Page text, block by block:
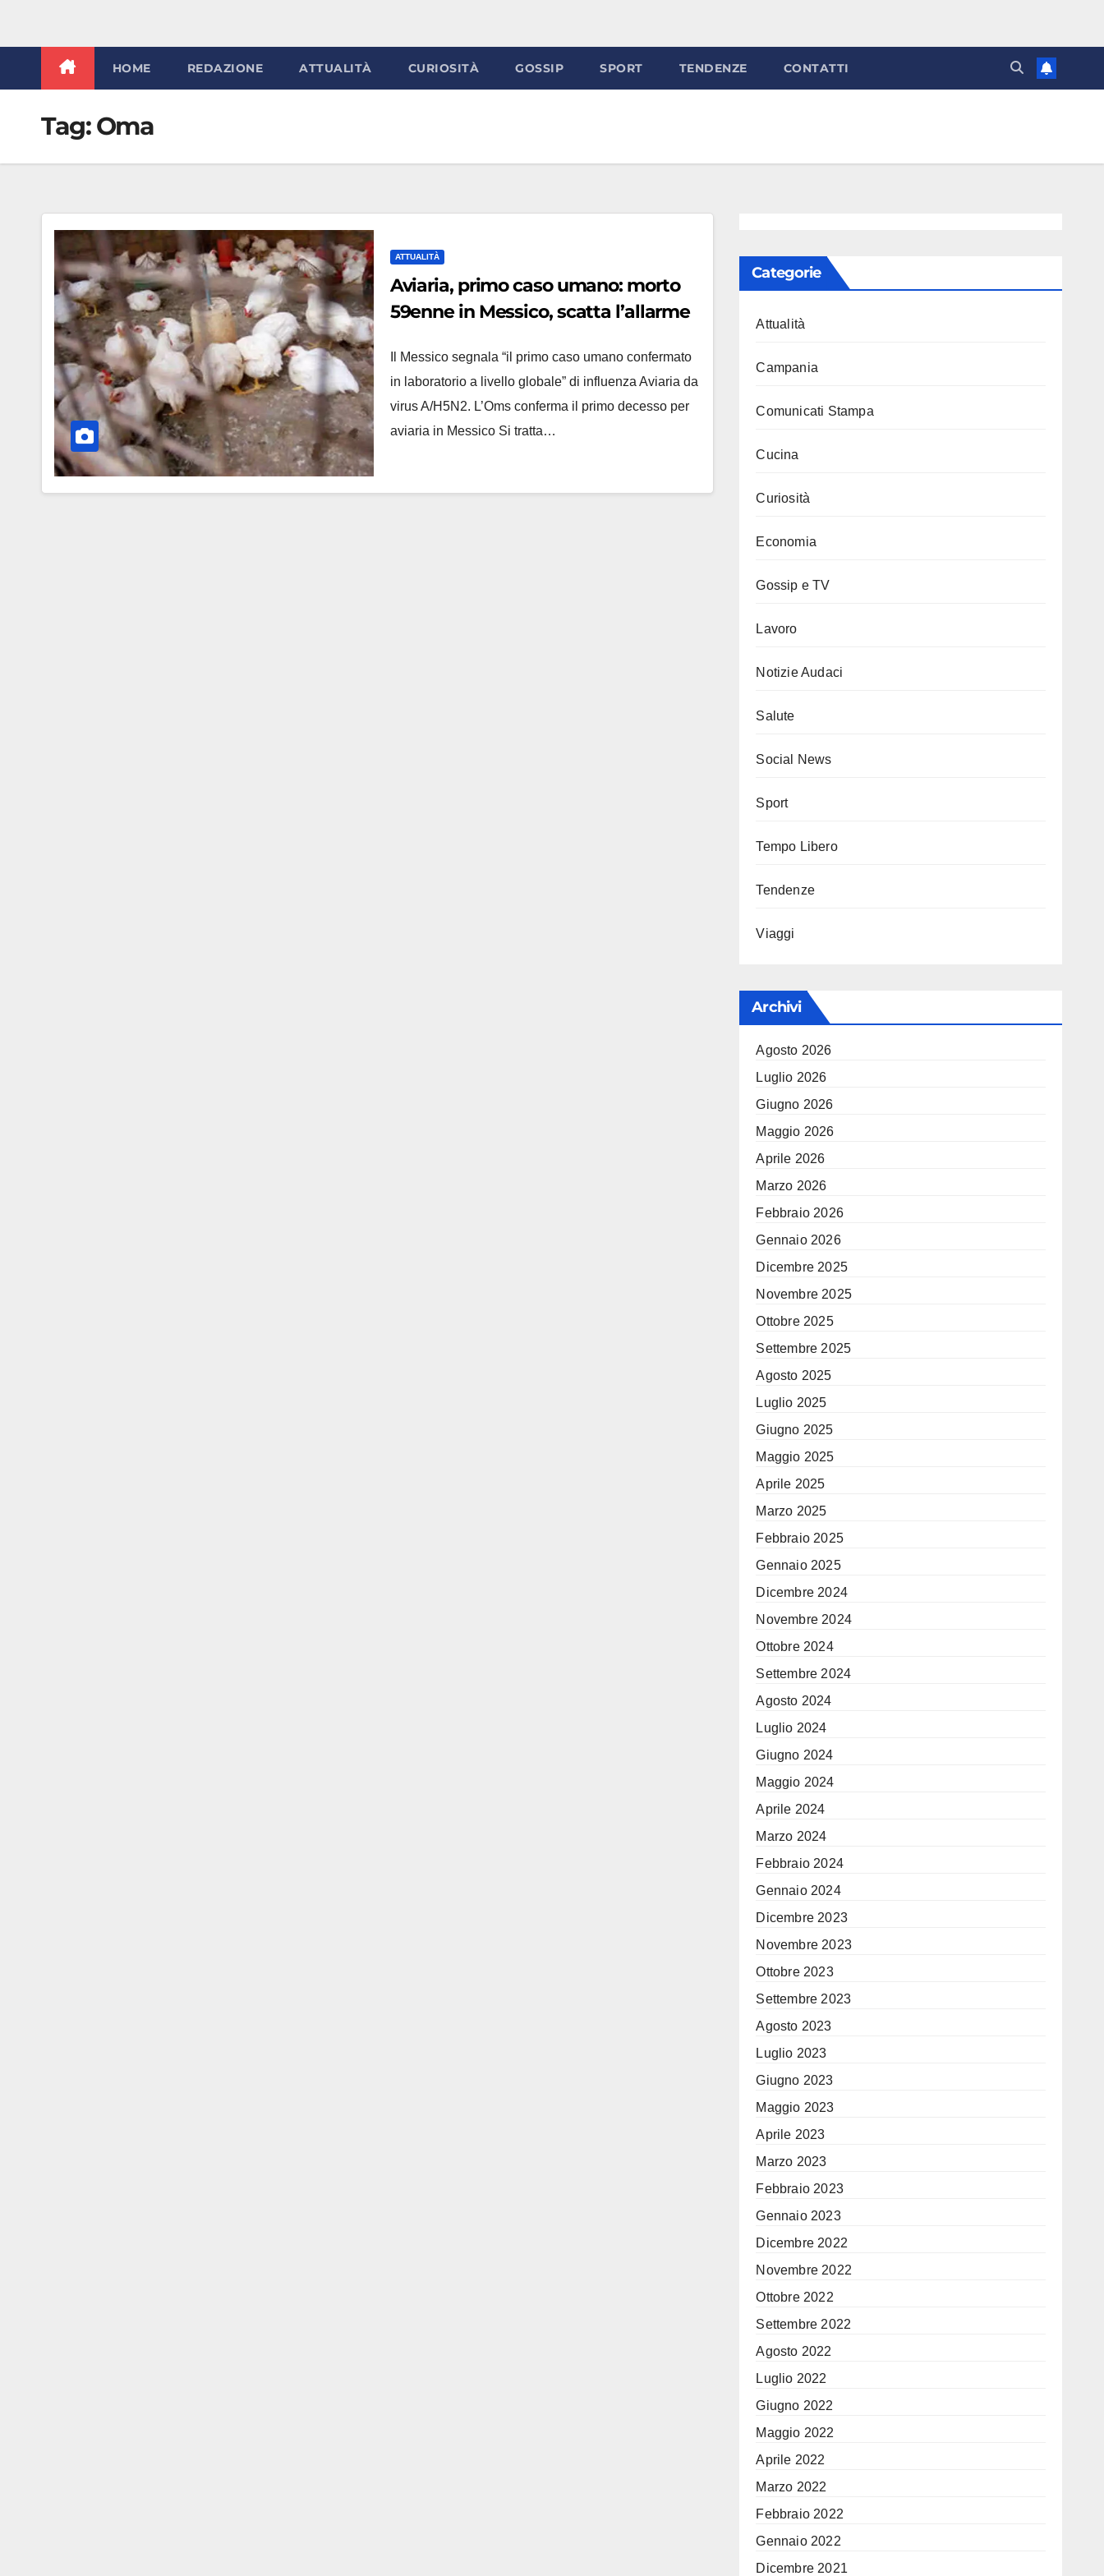
HOME REDAZIONE ATTUALITÀ CURIOSITÀ GOSSIP SPORT TENDENZE CONTATTI
Tag:Oma
ATTUALITÀ
Aviaria, primo caso umano: morto
59enne in Messico, scatta l’allarme
Il Messico segnala “il primo caso umano confermato
in laboratorio a livello globale” di influenza Aviaria da
virus A/H5N2. L’Oms conferma il primo decesso per
aviaria in Messico Si tratta…
Categorie
Attualità
Campania
Comunicati Stampa
Cucina
Curiosità
Economia
Gossip e TV
Lavoro
Notizie Audaci
Salute
Social News
Sport
Tempo Libero
Tendenze
Viaggi
Archivi
Agosto 2026
Luglio 2026
Giugno 2026
Maggio 2026
Aprile 2026
Marzo 2026
Febbraio 2026
Gennaio 2026
Dicembre 2025
Novembre 2025
Ottobre 2025
Settembre 2025
Agosto 2025
Luglio 2025
Giugno 2025
Maggio 2025
Aprile 2025
Marzo 2025
Febbraio 2025
Gennaio 2025
Dicembre 2024
Novembre 2024
Ottobre 2024
Settembre 2024
Agosto 2024
Luglio 2024
Giugno 2024
Maggio 2024
Aprile 2024
Marzo 2024
Febbraio 2024
Gennaio 2024
Dicembre 2023
Novembre 2023
Ottobre 2023
Settembre 2023
Agosto 2023
Luglio 2023
Giugno 2023
Maggio 2023
Aprile 2023
Marzo 2023
Febbraio 2023
Gennaio 2023
Dicembre 2022
Novembre 2022
Ottobre 2022
Settembre 2022
Agosto 2022
Luglio 2022
Giugno 2022
Maggio 2022
Aprile 2022
Marzo 2022
Febbraio 2022
Gennaio 2022
Dicembre 2021